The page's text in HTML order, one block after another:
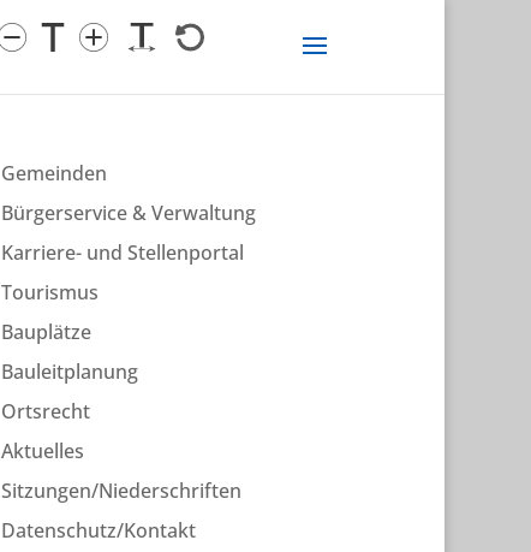
Gemeinden
Bürgerservice & Verwaltung
Karriere- und Stellenportal
Tourismus
Bauplätze
Bauleitplanung
Ortsrecht
Aktuelles
Sitzungen/Niederschriften
Datenschutz/Kontakt